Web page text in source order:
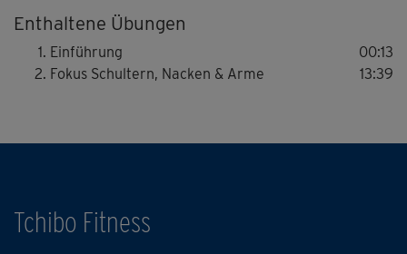
um dem im Büro aktiv entgegenzusteuern.
ausführen – perfekt, um die Mittagspause zu einer
Enthaltene Übungen
Einführung
00:13
Fokus Schultern, Nacken & Arme
13:39
Tchibo Fitness